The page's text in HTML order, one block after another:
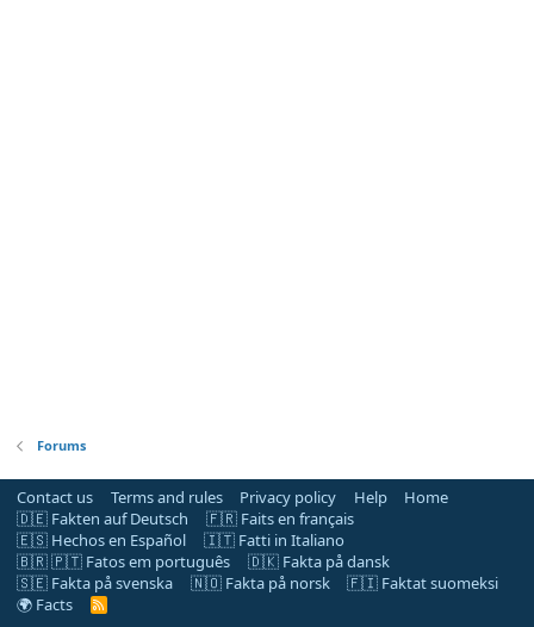
Forums
Contact us Terms and rules Privacy policy Help
Home
🇩🇪 Fakten auf Deutsch
🇫🇷 Faits en français
🇪🇸 Hechos en Español
🇮🇹 Fatti in Italiano
🇧🇷 🇵🇹 Fatos em português
🇩🇰 Fakta på dansk
🇸🇪 Fakta på svenska
🇳🇴 Fakta på norsk
🇫🇮 Faktat suomeksi
🌍 Facts
R